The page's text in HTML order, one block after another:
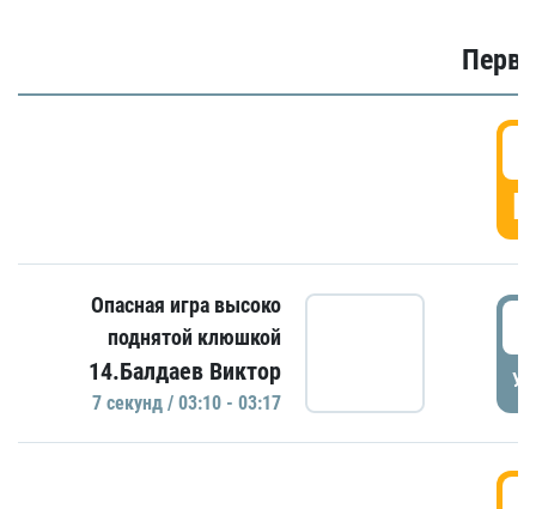
Опасная игра высоко
поднятой клюшкой
14.Балдаев Виктор
7 секунд / 03:10 - 03:17